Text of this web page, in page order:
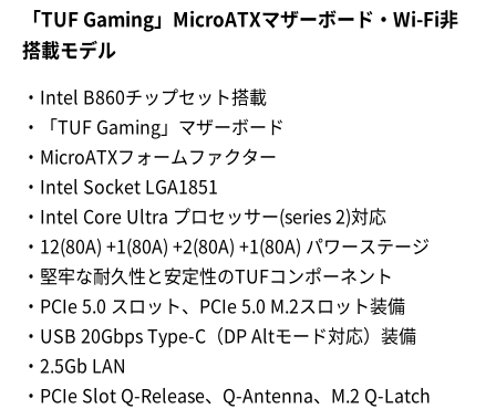
「TUF Gaming」MicroATXマザーボード・Wi-Fi非
搭載モデル
・Intel B860チップセット搭載
・「TUF Gaming」マザーボード
・MicroATXフォームファクター
・Intel Socket LGA1851
・Intel Core Ultra プロセッサー(series 2)対応
・12(80A) +1(80A) +2(80A) +1(80A) パワーステージ
・堅牢な耐久性と安定性のTUFコンポーネント
・PCIe 5.0 スロット、PCIe 5.0 M.2スロット装備
・USB 20Gbps Type-C（DP Altモード対応）装備
・2.5Gb LAN
・PCIe Slot Q-Release、Q-Antenna、M.2 Q-Latch